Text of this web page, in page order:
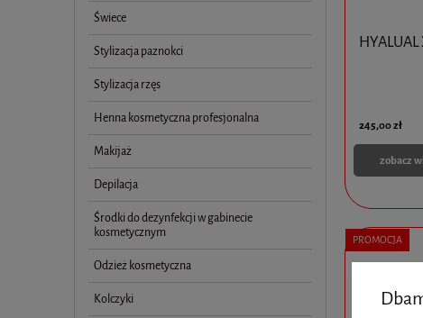
Świece
Stylizacja paznokci
Stylizacja rzęs
Henna kosmetyczna profesjonalna
Makijaż
Depilacja
Środki do dezynfekcji w gabinecie
kosmetycznym
Odzież kosmetyczna
Kolczyki
245,00 zł
zobacz
PROMOCJA